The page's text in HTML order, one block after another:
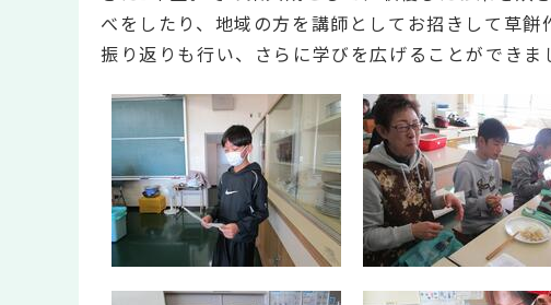
べをしたり、地域の方を講師としてお招きして草
振り返りも行い、さらに学びを広げることができま